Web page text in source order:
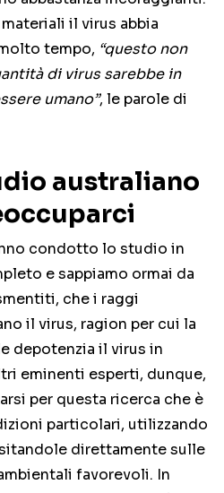
il virus abbia
tempo, “questo non
di virus sarebbe in
umano”, le parole di
australiano
condotto lo studio in
e sappiamo ormai da
che i raggi
il virus, ragion per cui la
depotenzia il virus in
eminenti esperti, dunque,
per questa ricerca che è
particolari, utilizzando
direttamente sulle
favorevoli. In